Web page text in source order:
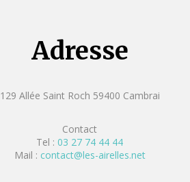
Adresse
129 Allée Saint Roch ­59400 Cambrai
Contact
Tel : 03 27 74 44 44
Mail : contact@les­-airelles.net